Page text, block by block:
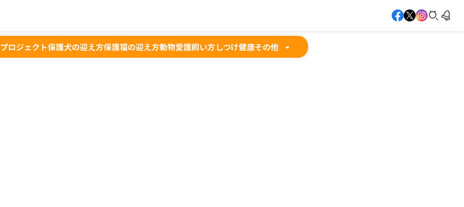
プロジェクト保護犬の迎え方保護猫の迎え方動物愛護飼い方しつけ健康その他